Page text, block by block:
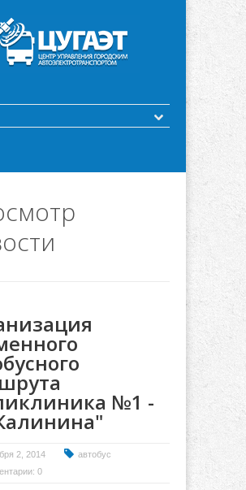
№1 -
2, 2014
автобус
0